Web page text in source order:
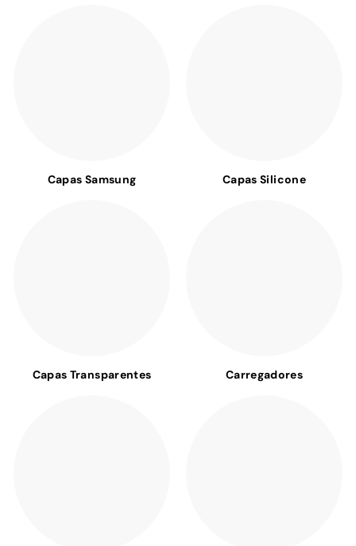
Capas Samsung Capas Silicone
Capas Transparentes Carregadores